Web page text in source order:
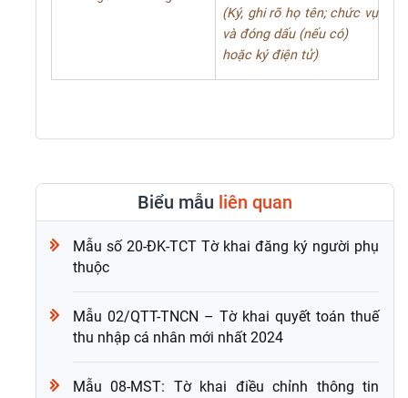
(Ký, ghi rõ họ tên; chức vụ
và đóng dấu (nếu có)
hoặc ký điện tử)
Biểu mẫu liên quan
Mẫu số 20-ĐK-TCT Tờ khai đăng ký người phụ
thuộc
Mẫu 02/QTT-TNCN – Tờ khai quyết toán thuế
thu nhập cá nhân mới nhất 2024
Mẫu 08-MST: Tờ khai điều chỉnh thông tin